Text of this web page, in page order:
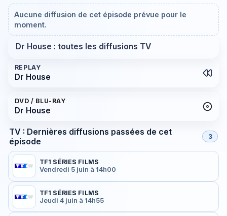
Aucune diffusion de cet épisode prévue pour le
moment.
Dr House : toutes les diffusions TV
REPLAY
Dr House
DVD / BLU-RAY
Dr House
TV : Dernières diffusions passées de cet
épisode
3
TF1 SÉRIES FILMS
Vendredi 5 juin à 14h00
TF1 SÉRIES FILMS
Jeudi 4 juin à 14h55